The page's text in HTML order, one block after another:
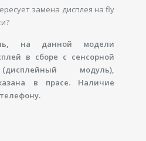
замена дисплея на fly
на данной модели
в сборе с сенсорной
модуль),
в прасе. Наличие